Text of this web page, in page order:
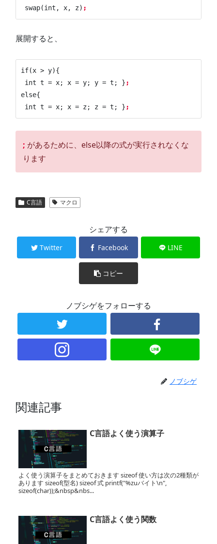
swap(int, x, z) ;
展開すると、
if(x > y){
int t = x; x = y; y = t; } ;
else{
int t = x; x = z; z = t; } ;
; があるために、else以降の式が実行されなくな
ります
C言語 マクロ
シェアする
Twitter Facebook LINE
コピー
ノブシゲをフォローする
ノブシゲ
関連記事
C言語よく使う演算子
よく使う演算子をまとめておきます sizeof 使い方は次の2種類が
あります sizeof(型名) sizeof 式 printf("%zuバイト\n",
sizeof(char));&nbsp&nbs...
C言語よく使う関数